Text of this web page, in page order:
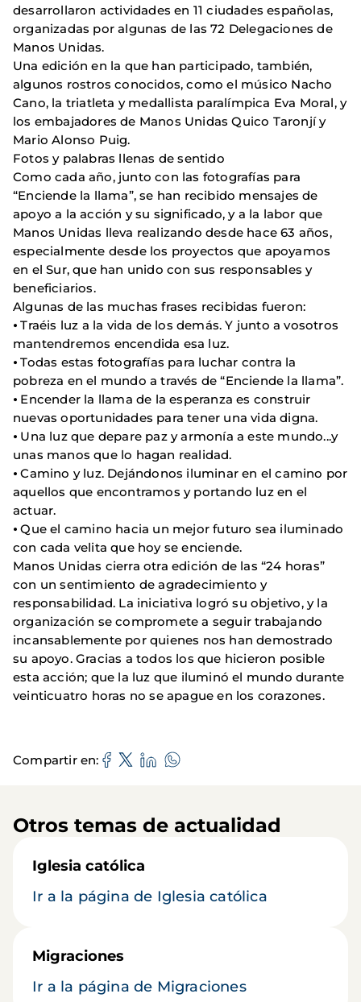
desarrollaron actividades en 11 ciudades españolas,
organizadas por algunas de las 72 Delegaciones de
Manos Unidas.
Una edición en la que han participado, también,
algunos rostros conocidos, como el músico Nacho
Cano, la triatleta y medallista paralímpica Eva Moral, y
los embajadores de Manos Unidas Quico Taronjí y
Mario Alonso Puig.
Fotos y palabras llenas de sentido
Como cada año, junto con las fotografías para
“Enciende la llama”, se han recibido mensajes de
apoyo a la acción y su significado, y a la labor que
Manos Unidas lleva realizando desde hace 63 años,
especialmente desde los proyectos que apoyamos
en el Sur, que han unido con sus responsables y
beneficiarios.
Algunas de las muchas frases recibidas fueron:
⦁ Traéis luz a la vida de los demás. Y junto a vosotros
mantendremos encendida esa luz.
⦁ Todas estas fotografías para luchar contra la
pobreza en el mundo a través de “Enciende la llama”.
⦁ Encender la llama de la esperanza es construir
nuevas oportunidades para tener una vida digna.
⦁ Una luz que depare paz y armonía a este mundo...y
unas manos que lo hagan realidad.
⦁ Camino y luz. Dejándonos iluminar en el camino por
aquellos que encontramos y portando luz en el
actuar.
⦁ Que el camino hacia un mejor futuro sea iluminado
con cada velita que hoy se enciende.
Manos Unidas cierra otra edición de las “24 horas”
con un sentimiento de agradecimiento y
responsabilidad. La iniciativa logró su objetivo, y la
organización se compromete a seguir trabajando
incansablemente por quienes nos han demostrado
su apoyo. Gracias a todos los que hicieron posible
esta acción; que la luz que iluminó el mundo durante
veinticuatro horas no se apague en los corazones.
Compartir en
Otros temas de actualidad
Iglesia católica
Ir a la página de Iglesia católica
Migraciones
Ir a la página de Migraciones